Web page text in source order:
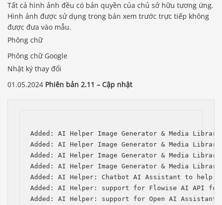
Tất cả hình ảnh đều có bản quyền của chủ sở hữu tương ứng.
Hình ảnh được sử dụng trong bản xem trước trực tiếp không
được đưa vào mẫu.
Phông chữ
Phông chữ Google
Nhật ký thay đổi
01.05.2024 Phiên bản 2.11 – Cập nhật
Added: AI Helper Image Generator & Media
Added: AI Helper Image Generator & Media
Added: AI Helper Image Generator & Media
Added: AI Helper Image Generator & Media
Added: AI Helper: Chatbot AI Assistant to
Added: AI Helper: support for Flowise AI API for
Added: AI Helper: support for Open AI Assistants